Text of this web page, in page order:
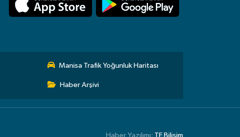
Manisa Trafik Yoğunluk Haritası
Haber Arşivi
Haber Yazılımı: TE Bilişim